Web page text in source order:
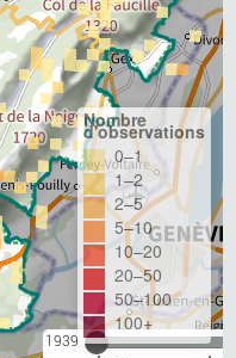
1939
Nombre
d'observations
0–1
1–2
2–5
5–10
10–20
20–50
50–100
100+